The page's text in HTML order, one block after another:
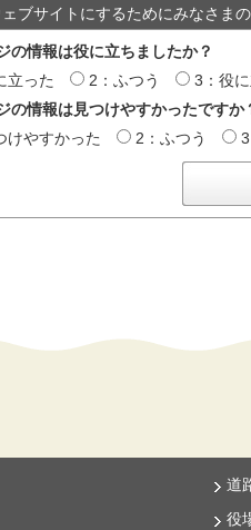
ブサイトにするためにみなさま
の情報は役に立ちましたか？
立った
2：ふつう
3：役
の情報は見つけやすかったですか
けやすかった
2：ふつう
道
役